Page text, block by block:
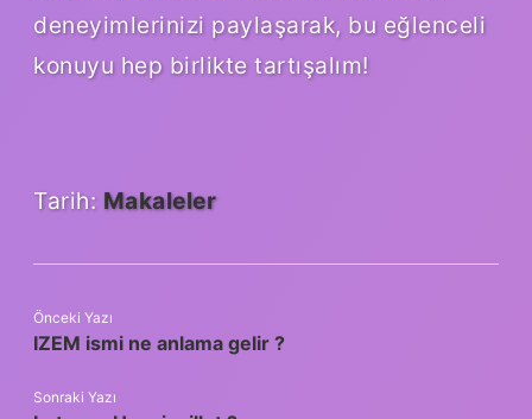
deneyimlerinizi paylaşarak, bu eğlenceli
konuyu hep birlikte tartışalım!
Tarih: Makaleler
Önceki Yazı
IZEM ismi ne anlama gelir ?
Sonraki Yazı